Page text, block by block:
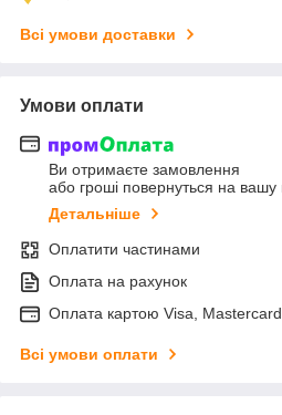
Всі умови доставки
Умови оплати
Ви отримаєте замовлення
або гроші повернуться на вашу
Детальніше
Оплатити частинами
Оплата на рахунок
Оплата картою Visa,
Всі умови оплати